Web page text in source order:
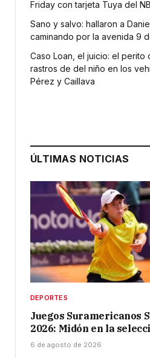
Friday con tarjeta Tuya del
Sano y salvo: hallaron a
caminando por la avenida 9
Caso Loan, el juicio: el perito
rastros de del niño en los
Pérez y Caillava
ÚLTIMAS NOTICIAS
DEPORTES
Juegos Suramericanos
2026: Midón en la
6 de agosto de 2026